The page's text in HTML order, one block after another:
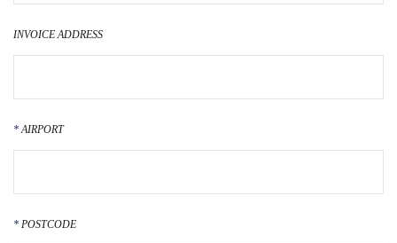
INVOICE ADDRESS
AIRPORT
POSTCODE